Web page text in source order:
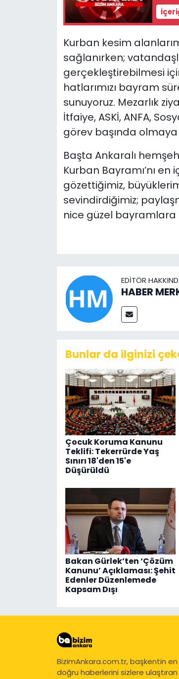
Kurban kesim
sağlanırken;
gerçekleştirebilmesi
hatlarımızı bayram
sunuyoruz. Mezarlık
İtfaiye, ASKİ, ANFA,
görev başında
Başta Ankaralı
Kurban Bayramı’nı
gözettiğimiz,
sevindirdiğimiz;
nice güzel bayramlara
EDITÖR
HABER
Bunlar da ilginizi
Çocuk Koruma Kanunu
Teklifi: Tekerrürde Yaş
Sınırı 18'den 15'e
Düşürüldü
Bakan Gürlek’ten ‘Çözüm
Kanunu’ Açıklaması: Şehit
Edenler Düzenlemede
Kapsam Dışı
BizimAnkara.com.tr, başkentin
doğru haberlerini sizlere